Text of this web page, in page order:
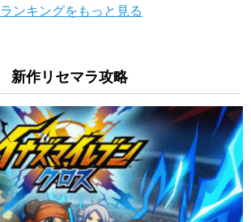
ンキングをもっと見る
新作リセマラ攻略